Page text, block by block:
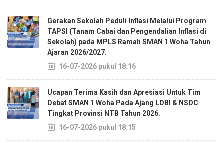
Gerakan Sekolah Peduli Inflasi Melalui Program
TAPSI (Tanam Cabai dan Pengendalian Inflasi di
Sekolah) pada MPLS Ramah SMAN 1 Woha Tahun
Ajaran 2026/2027.
16-07-2026 pukul 18:16
Ucapan Terima Kasih dan Apresiasi Untuk Tim
Debat SMAN 1 Woha Pada Ajang LDBI & NSDC
Tingkat Provinsi NTB Tahun 2026.
16-07-2026 pukul 18:15